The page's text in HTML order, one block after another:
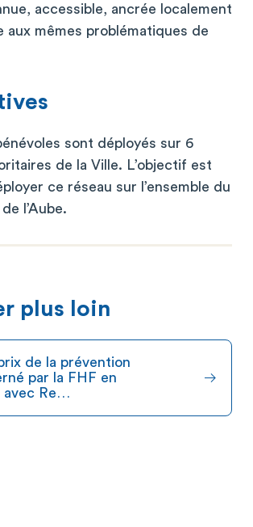
accessible, ancrée localement
aux mêmes problématiques de
sont déployés sur 6
de la Ville. L’objectif est
ce réseau sur l’ensemble du
l’Aube.
plus loin
de la prévention
par la FHF en
avec Re…